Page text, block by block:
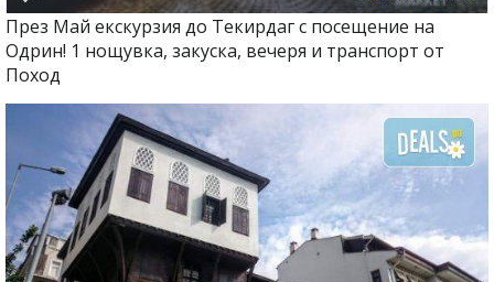
През Май екскурзия до Текирдаг с посещение на
Одрин! 1 нощувка, закуска, вечеря и транспорт от
Поход